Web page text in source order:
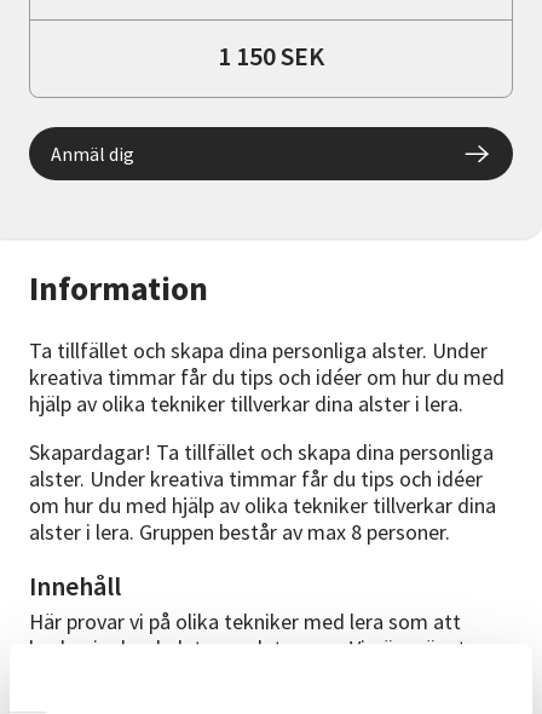
Information
Ta tillfället och skapa dina personliga alster. Under
kreativa timmar får du tips och idéer om hur du med
hjälp av olika tekniker tillverkar dina alster i lera.
Skapardagar! Ta tillfället och skapa dina personliga
alster. Under kreativa timmar får du tips och idéer
om hur du med hjälp av olika tekniker tillverkar dina
alster i lera. Gruppen består av max 8 personer.
Innehåll
Här provar vi på olika tekniker med lera som att
kavla, ringla, skulptera och tumma. Vi gör mönster,
1 150 SEK
Anmäl dig